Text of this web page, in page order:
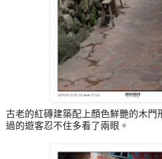
古老的紅磚建築配上顏色鮮艷的木門
過的遊客忍不住多看了兩眼。